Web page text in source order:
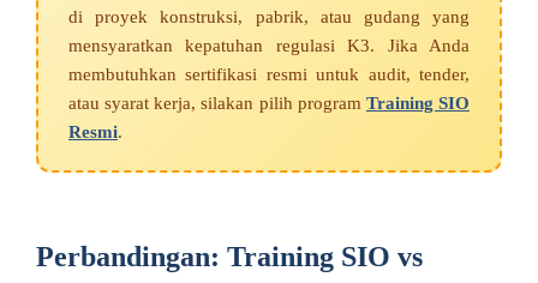
di proyek konstruksi, pabrik, atau gudang yang
mensyaratkan kepatuhan regulasi K3. Jika Anda
membutuhkan sertifikasi resmi untuk audit, tender,
atau syarat kerja, silakan pilih program Training SIO
Resmi.
Perbandingan: Training SIO vs